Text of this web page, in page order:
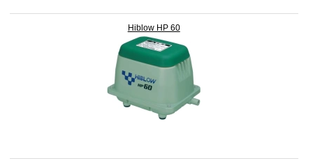
Hiblow HP 60